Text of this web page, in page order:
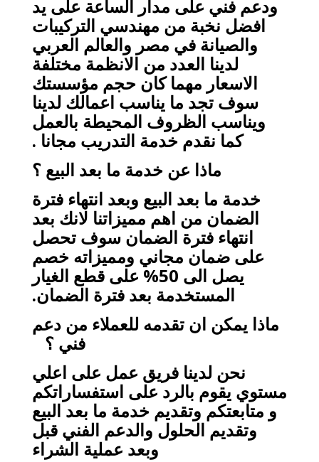
ودعم فني على مدار الساعة على يد
افضل نخبة من مهندسي التركيبات
والصيانة في مصر والعالم العربي
لدينا العدد من الانظمة مختلفة
الاسعار مهما كان حجم مؤسستك
سوف تجد ما يناسب اعمالك لدينا
ويناسب الظروف المحيطة بالعمل
كما نقدم خدمة التدريب مجانا .
ماذا عن خدمة ما بعد البيع ؟
خدمة ما بعد البيع وبعد انتهاء فترة
الضمان من اهم مميزاتنا لانك بعد
انتهاء فترة الضمان سوف تحصل
على ضمان مجاني ومميزاته خصم
يصل الى 50% على قطع الغيار
المستخدمة بعد فترة الضمان.
ماذا يمكن ان تقدمه للعملاء من دعم
فني ؟
نحن لدينا فريق عمل على اعلي
مستوي يقوم بالرد على استفساراتكم
و متابعتكم وتقديم خدمة ما بعد البيع
وتقديم الحلول والدعم الفني قبل
وبعد عملية الشراء